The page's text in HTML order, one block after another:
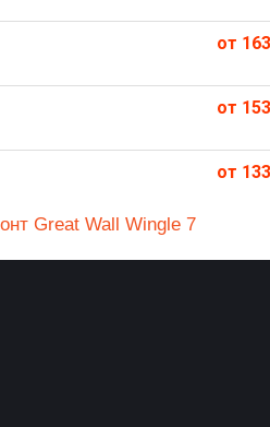
от
от
от
Great Wall Wingle 7